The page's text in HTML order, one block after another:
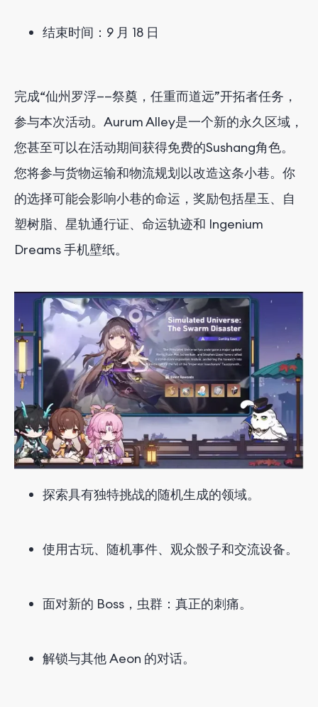
结束时间：9 月 18 日
完成“仙州罗浮——祭奠，任重而道远”开拓者任务，
参与本次活动。Aurum Alley是一个新的永久区域，
您甚至可以在活动期间获得免费的Sushang角色。
您将参与货物运输和物流规划以改造这条小巷。你
的选择可能会影响小巷的命运，奖励包括星玉、自
塑树脂、星轨通行证、命运轨迹和 Ingenium
Dreams 手机壁纸。
探索具有独特挑战的随机生成的领域。
使用古玩、随机事件、观众骰子和交流设备。
面对新的 Boss，虫群：真正的刺痛。
解锁与其他 Aeon 的对话。